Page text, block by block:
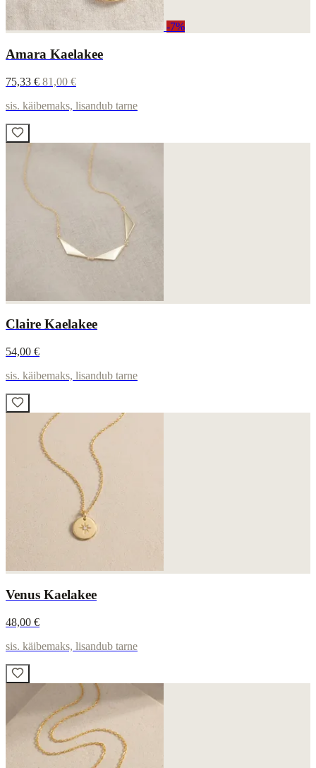
-7%
Amara Kaelakee
75,33 € 81,00 €
sis. käibemaks, lisandub tarne
Claire Kaelakee
54,00 €
sis. käibemaks, lisandub tarne
Venus Kaelakee
48,00 €
sis. käibemaks, lisandub tarne